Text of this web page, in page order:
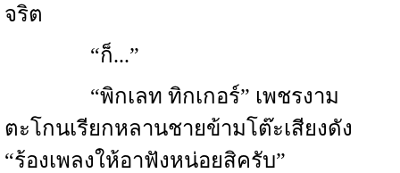
จริต
“ก็...”
“พิกเลท ทิกเกอร์” เพชรงาม
ตะโกนเรียกหลานชายข้ามโต๊ะเสียงดัง
“ร้องเพลงให้อาฟังหน่อยสิครับ”